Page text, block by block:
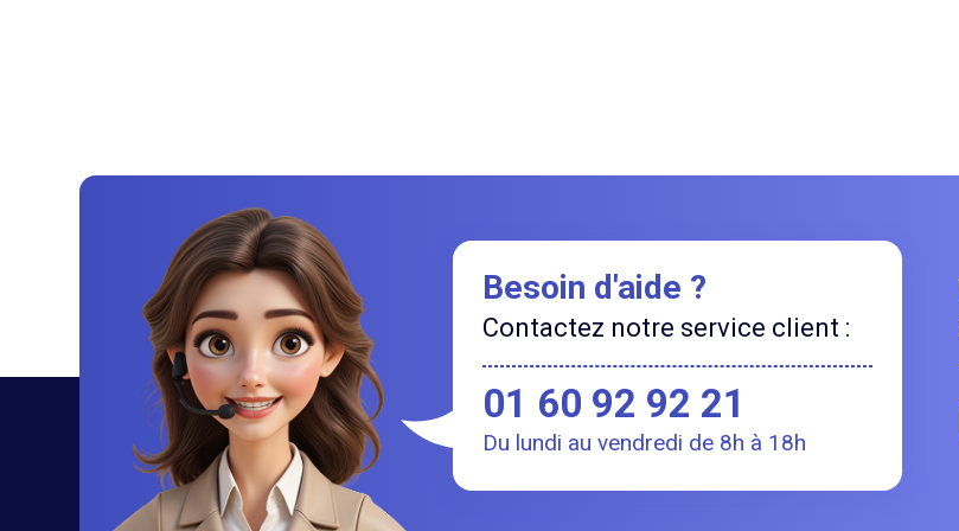
Besoin d'aide ?
Contactez notre service client :
01 60 92 92 21
Du lundi au vendredi de 8h à 18h